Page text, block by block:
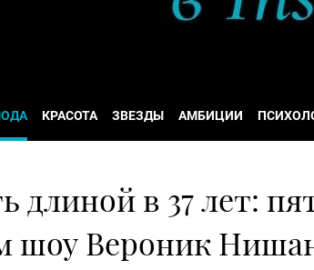
КРАСОТА ЗВЕЗДЫ АМБИЦИИ
длиной в 37 лет:
шоу Вероник